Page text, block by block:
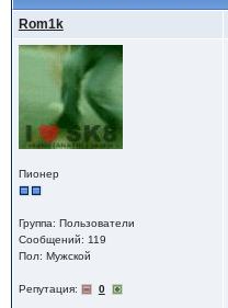
Rom1k
Пионер
Группа: Пользователи
Сообщений: 119
Пол: Мужской
Репутация: 0